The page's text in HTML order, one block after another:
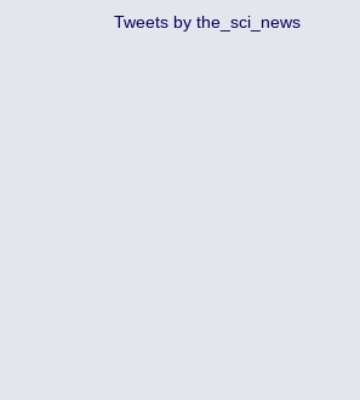
Tweets by the_sci_news